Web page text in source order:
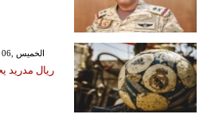
GMT 17:19 2026 الخميس ,06 آب / أغسطس
ريال مدريد